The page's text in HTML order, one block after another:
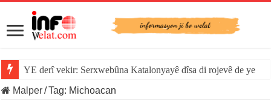
YE derî vekir: Serxwebûna Katalonyayê dîsa di rojevê de ye
Malper/Tag: Michoacan